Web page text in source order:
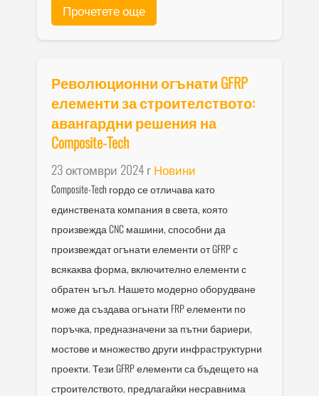
Прочетете още
Революционни огънати GFRP
елементи за строителството:
авангардни решения на
Composite-Tech
23 октомври 2024 гНовини
Composite-Tech гордо се отличава като
единствената компания в света, която
произвежда CNC машини, способни да
произвеждат огънати елементи от GFRP с
всякаква форма, включително елементи с
обратен ъгъл. Нашето модерно оборудване
може да създава огънати FRP елементи по
поръчка, предназначени за пътни бариери,
мостове и множество други инфраструктурни
проекти. Тези GFRP елементи са бъдещето на
строителството, предлагайки несравнима